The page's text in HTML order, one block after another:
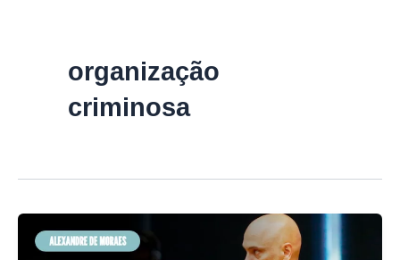
organização
criminosa